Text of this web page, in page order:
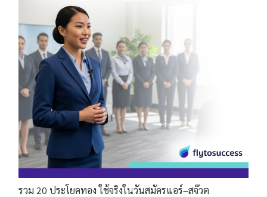
รวม 20 ประโยคทอง ใช้จริงในวันสมัครแอร์–สจ๊วต